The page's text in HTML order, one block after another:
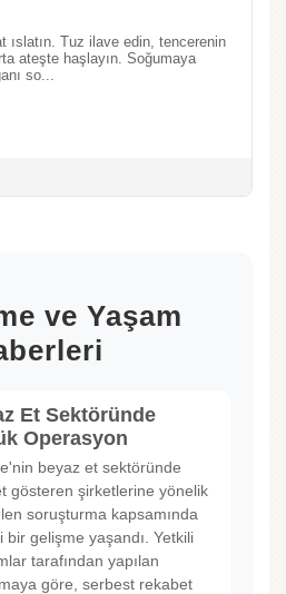
ıslatın. Tuz ilave edin, tencerenin
ateşte haşlayın. Soğumaya
so...
ve Yaşam
Et Sektöründe
Operasyon
beyaz et sektöründe
gösteren şirketlerine yönelik
soruşturma kapsamında
bir gelişme yaşandı. Yetkili
tarafından yapılan
göre, serbest rekabet